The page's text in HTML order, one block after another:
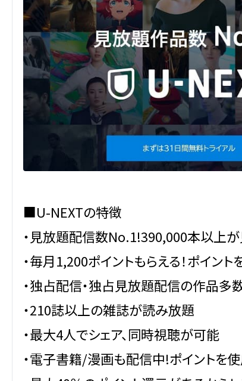
■U-NEXTの特徴
・見放題配信数No.1!390,000本以上
・毎月1,200ポイントもらえる！ポイン
・独占配信・独占見放題配信の作品多
・210誌以上の雑誌が読み放題
・最大4人でシェア、同時視聴が可能
・電子書籍/漫画も配信中!ポイントを